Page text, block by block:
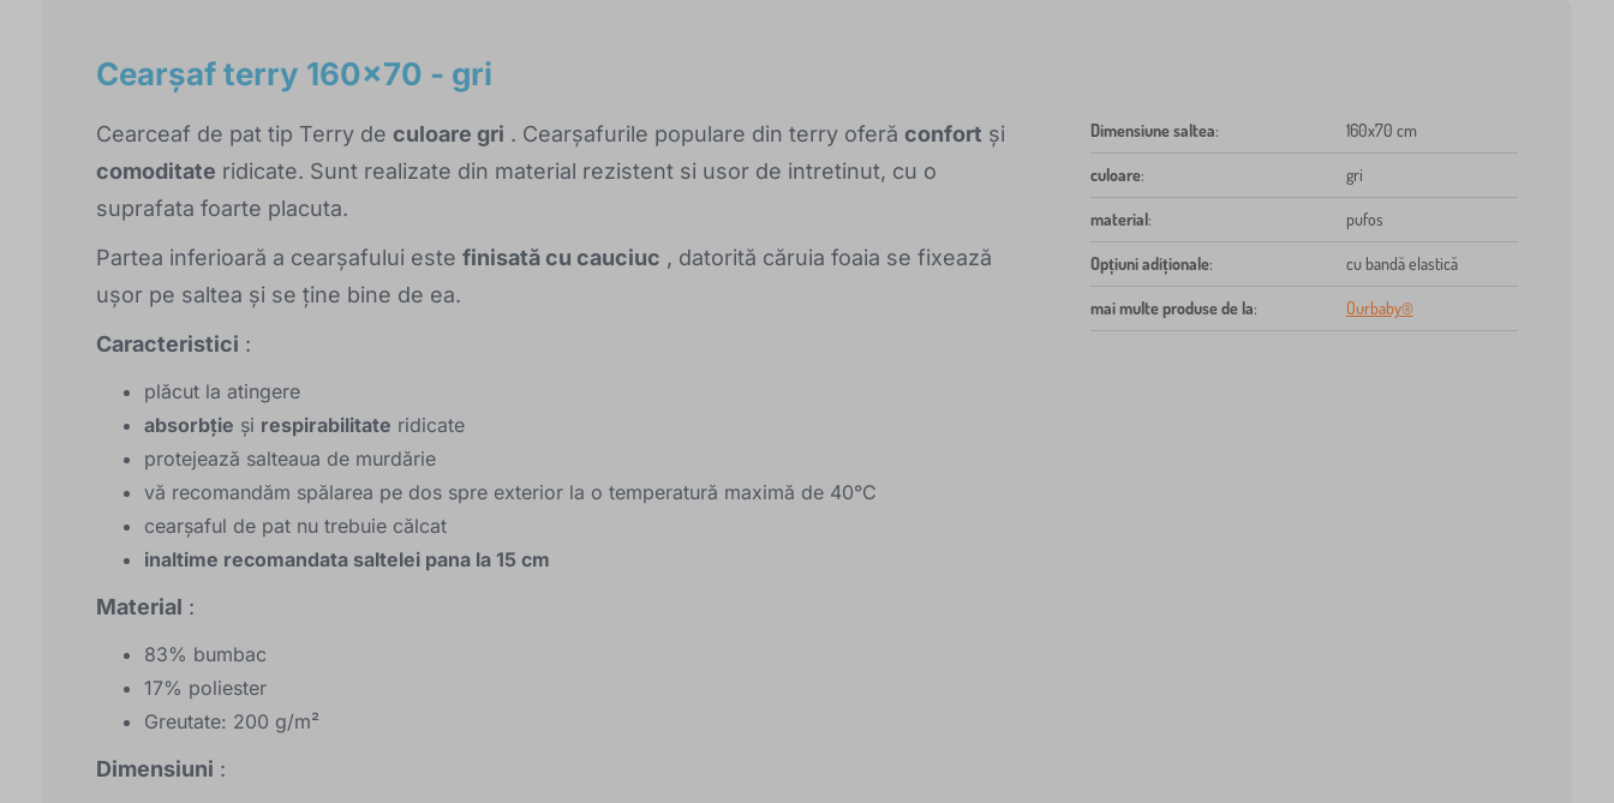
Cearşaf terry 160x70 - gri
Cearceaf de pat tip Terry de culoare gri . Cearșafurile populare din terry oferă confort și
comoditate ridicate. Sunt realizate din material rezistent si usor de intretinut, cu o
suprafata foarte placuta.
Partea inferioară a cearșafului este finisată cu cauciuc , datorită căruia foaia se fixează
ușor pe saltea și se ține bine de ea.
Caracteristici :
plăcut la atingere
absorbție și respirabilitate ridicate
protejează salteaua de murdărie
vă recomandăm spălarea pe dos spre exterior la o temperatură maximă de 40°C
cearşaful de pat nu trebuie călcat
inaltime recomandata saltelei pana la 15 cm
Material :
83% bumbac
17% poliester
Greutate: 200 g/m²
Dimensiuni :
Dimensiune saltea: 160x70 cm
culoare: gri
material: pufos
Opțiuni adiționale: cu bandă elastică
mai multe produse de la: Ourbaby®